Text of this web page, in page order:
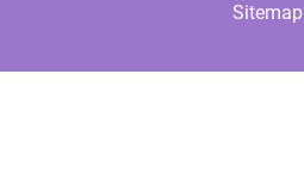
Sitemap